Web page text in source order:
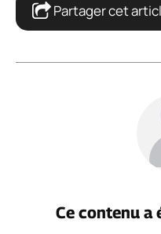
Partager cet
Ce contenu a